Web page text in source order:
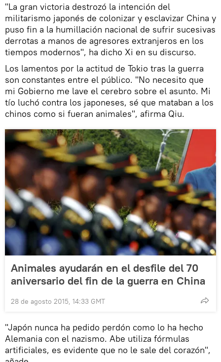
"La gran victoria destrozó la intención del
militarismo japonés de colonizar y esclavizar China y
puso fin a la humillación nacional de sufrir sucesivas
derrotas a manos de agresores extranjeros en los
tiempos modernos", ha dicho Xi en su discurso.
Los lamentos por la actitud de Tokio tras la guerra
son constantes entre el público. "No necesito que
mi Gobierno me lave el cerebro sobre el asunto. Mi
tío luchó contra los japoneses, sé que mataban a los
chinos como si fueran animales", afirma Qiu.
Animales ayudarán en el desfile del 70
aniversario del fin de la guerra en China
28 de agosto 2015, 14:33 GMT
"Japón nunca ha pedido perdón como lo ha hecho
Alemania con el nazismo. Abe utiliza fórmulas
artificiales, es evidente que no le sale del corazón",